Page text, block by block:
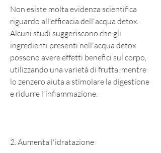
Non esiste molta evidenza scientifica
riguardo all'efficacia dell'acqua detox.
Alcuni studi suggeriscono che gli
ingredienti presenti nell'acqua detox
possono avere effetti benefici sul corpo,
utilizzando una varietà di frutta, mentre
lo zenzero aiuta a stimolare la digestione
e ridurre l'infiammazione.
2. Aumenta l'idratazione